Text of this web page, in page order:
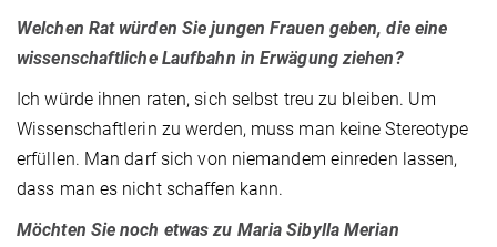
Welchen Rat würden Sie jungen Frauen geben, die eine
wissenschaftliche Laufbahn in Erwägung ziehen?
Ich würde ihnen raten, sich selbst treu zu bleiben. Um
Wissenschaftlerin zu werden, muss man keine Stereotype
erfüllen. Man darf sich von niemandem einreden lassen,
dass man es nicht schaffen kann.
Möchten Sie noch etwas zu Maria Sibylla Merian